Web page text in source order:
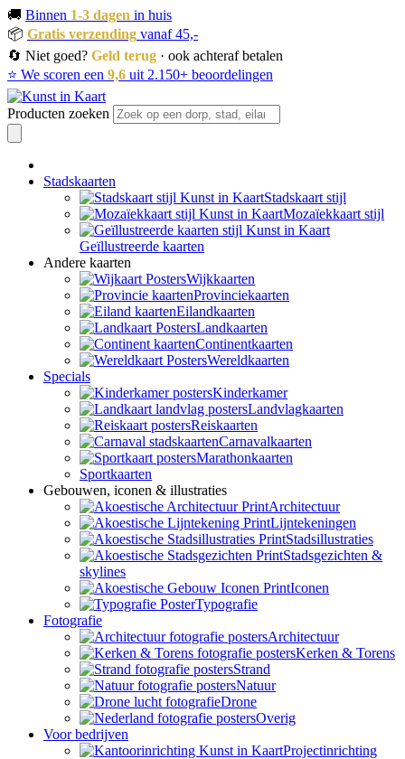
🚚 Binnen 1-3 dagen in huis
📦 Gratis verzending vanaf 45,-
🔄 Niet goed? Geld terug · ook achteraf betalen
⭐ We scoren een 9,6 uit 2.150+ beoordelingen
Producten zoeken
Stadskaarten
Stadskaart stijl
Mozaïekkaart stijl
Geïllustreerde kaarten
Andere kaarten
Wijkkaarten
Provinciekaarten
Eilandkaarten
Landkaarten
Continentkaarten
Wereldkaarten
Specials
Kinderkamer
Landvlagkaarten
Reiskaarten
Carnavalkaarten
Marathonkaarten
Sportkaarten
Gebouwen, iconen & illustraties
Architectuur
Lijntekeningen
Stadsillustraties
Stadsgezichten &
skylines
Iconen
Typografie
Fotografie
Architectuur
Kerken & Torens
Strand
Natuur
Drone
Overig
Voor bedrijven
Projectinrichting